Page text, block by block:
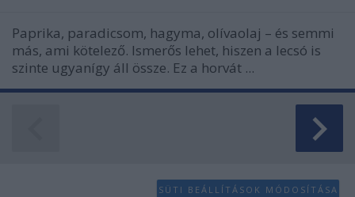
Paprika, paradicsom, hagyma, olívaolaj – és semmi
más, ami kötelező. Ismerős lehet, hiszen a lecsó is
szinte ugyanígy áll össze. Ez a horvát ...
SÜTI BEÁLLÍTÁSOK MÓDOSÍTÁSA